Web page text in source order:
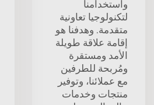
واستخدامنا
لتكنولوجيا تعاونية
متقدمة. وهدفنا هو
إقامة علاقة طويلة
الأمد ومستقرة
ومُربحة للطرفين
مع عملائنا، وتوفير
منتجات وخدمات